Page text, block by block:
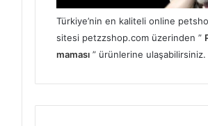
Türkiye’nin en kaliteli online
sitesi petzzshop.com üzerinden ”
maması ” ürünlerine ulaşabilirsiniz.